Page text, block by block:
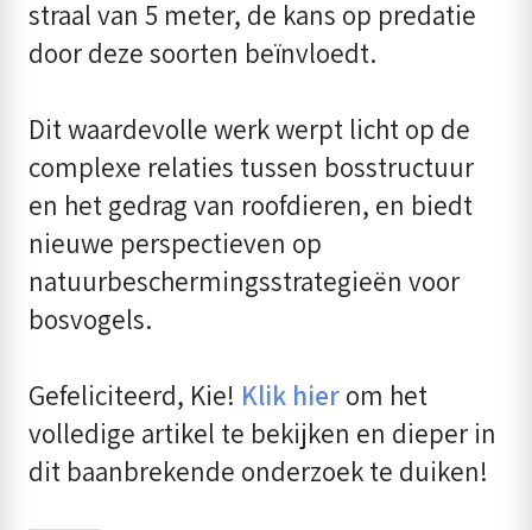
straal van 5 meter, de kans op predatie
door deze soorten beïnvloedt.
Dit waardevolle werk werpt licht op de
complexe relaties tussen bosstructuur
en het gedrag van roofdieren, en biedt
nieuwe perspectieven op
natuurbeschermingsstrategieën voor
bosvogels.
Gefeliciteerd, Kie! Klik hierom het
volledige artikel te bekijken en dieper in
dit baanbrekende onderzoek te duiken!